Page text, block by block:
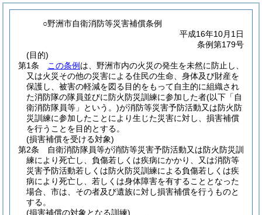
○野洲市自衛消防等災害補償条例
平成16年10月1日
条例第179号
(目的)
第1条
この条例 は、野洲市内の火災の発生を未然に防止し、
又は火災その他の災害による住民の生命、身体及び財産を
保護し、被害の軽減を図る目的をもって自主的に組織され
た消防隊の隊員並びに防火防災訓練に参加した者(以下「自
衛消防隊員等」という。)が消防等災害予防活動又は防火防
災訓練に参加したことにより生じた災害に対し、損害補償
を行うことを目的とする。
(損害補償を受ける対象)
第2条
自衛消防隊員等が消防等災害予防活動又は防火防災訓
練により死亡し、負傷若しくは疾病にかかり、又は消防等
災害予防活動若しくは防火防災訓練による負傷若しくは疾
病により死亡し、若しくは身体障害を有することとなった
場合、市は、その者及び遺族に対し損害補償を行うものと
する。
(損害補償の対象となる訓練)